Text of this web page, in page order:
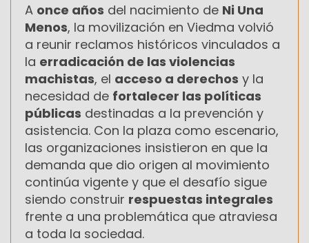
A once años del nacimiento de Ni Una
Menos, la movilización en Viedma volvió
a reunir reclamos históricos vinculados a
la erradicación de las violencias
machistas, el acceso a derechos y la
necesidad de fortalecer las políticas
públicas destinadas a la prevención y
asistencia. Con la plaza como escenario,
las organizaciones insistieron en que la
demanda que dio origen al movimiento
continúa vigente y que el desafío sigue
siendo construir respuestas integrales
frente a una problemática que atraviesa
a toda la sociedad.